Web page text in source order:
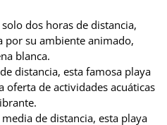
solo dos horas de distancia,
por su ambiente animado,
blanca.
distancia, esta famosa playa
oferta de actividades acuáticas
de distancia, esta playa